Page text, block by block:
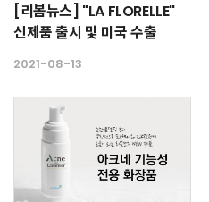
[리봄뉴스] "LA FLORELLE"
신제품 출시 및 미국 수출
2021-08-13